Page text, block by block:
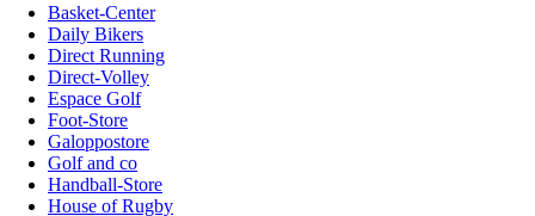
Basket-Center
Daily Bikers
Direct Running
Direct-Volley
Espace Golf
Foot-Store
Galoppostore
Golf and co
Handball-Store
House of Rugby